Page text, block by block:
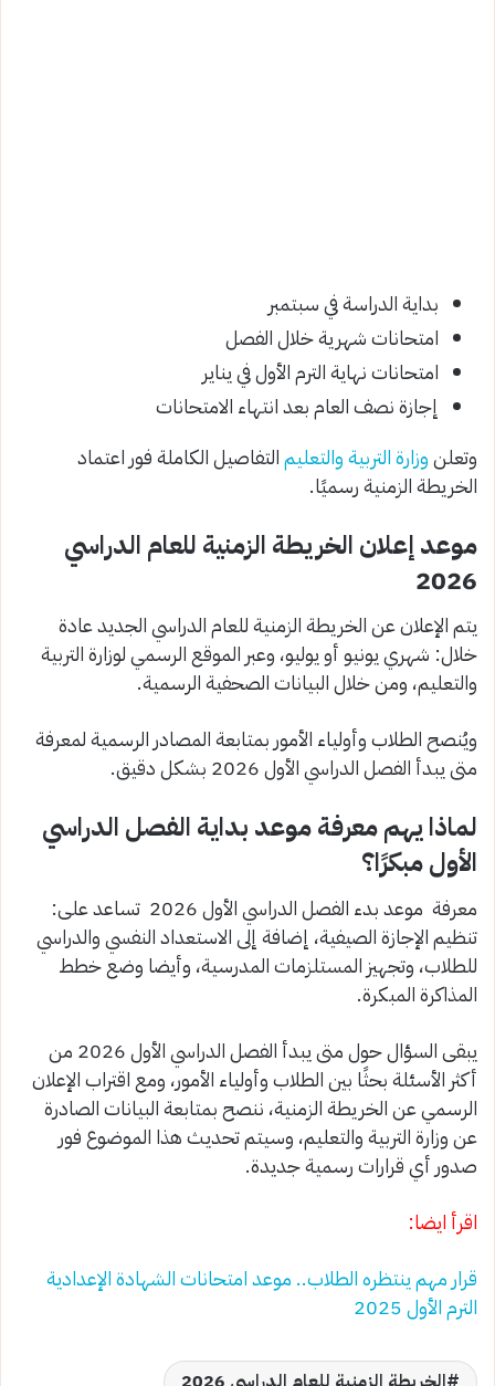
بداية الدراسة في سبتمبر
امتحانات شهرية خلال الفصل
امتحانات نهاية الترم الأول في يناير
إجازة نصف العام بعد انتهاء الامتحانات
وتعلنوزارة التربية والتعليمالتفاصيل الكاملة فور اعتماد
الخريطة الزمنية رسميًا.
موعد إعلان الخريطة الزمنية للعام الدراسي
2026
يتم الإعلان عن الخريطة الزمنية للعام الدراسي الجديد عادة
خلال: شهري يونيو أو يوليو، وعبر الموقع الرسمي لوزارة التربية
والتعليم، ومن خلال البيانات الصحفية الرسمية.
ويُنصح الطلاب وأولياء الأمور بمتابعة المصادر الرسمية لمعرفة
متى يبدأ الفصل الدراسي الأول 2026 بشكل دقيق.
لماذا يهم معرفة موعد بداية الفصل الدراسي
الأول مبكرًا؟
معرفة موعد بدء الفصل الدراسي الأول 2026 تساعد على:
تنظيم الإجازة الصيفية، إضافة إلى الاستعداد النفسي والدراسي
للطلاب، وتجهيز المستلزمات المدرسية، وأيضا وضع خطط
المذاكرة المبكرة.
يبقى السؤال حول متى يبدأ الفصل الدراسي الأول 2026 من
أكثر الأسئلة بحثًا بين الطلاب وأولياء الأمور، ومع اقتراب الإعلان
الرسمي عن الخريطة الزمنية، ننصح بمتابعة البيانات الصادرة
عن وزارة التربية والتعليم، وسيتم تحديث هذا الموضوع فور
صدور أي قرارات رسمية جديدة.
اقرأ ايضا:
قرار مهم ينتظره الطلاب.. موعد امتحانات الشهادة الإعدادية
الترم الأول 2025